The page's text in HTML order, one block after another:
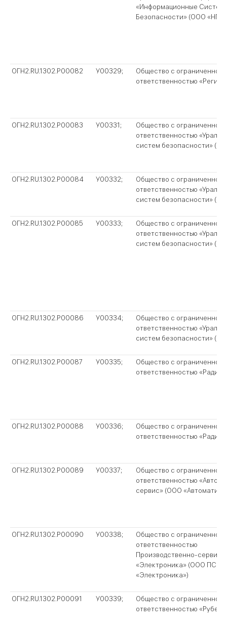
«Информационные
Безопасности» (ООО «НПФ
ОГН2.RU.1302.P00082 У00329;
Общество с ограниченной
ответственностью
ОГН2.RU.1302.P00083 У00331;
Общество с ограниченной
ответственностью
систем безопасности»
ОГН2.RU.1302.P00084 У00332;
Общество с ограниченной
ответственностью
систем безопасности»
ОГН2.RU.1302.P00085 У00333;
Общество с ограниченной
ответственностью
систем безопасности»
ОГН2.RU.1302.P00086 У00334;
Общество с ограниченной
ответственностью
систем безопасности»
ОГН2.RU.1302.P00087 У00335;
Общество с ограниченной
ответственностью
ОГН2.RU.1302.P00088 У00336;
Общество с ограниченной
ответственностью
ОГН2.RU.1302.P00089 У00337;
Общество с ограниченной
ответственностью
сервис» (ООО
ОГН2.RU.1302.P00090 У00338;
Общество с ограниченной
ответственностью
Производственно-
«Электроника» (ООО ПСЦ
«Электроника»)
ОГН2.RU.1302.P00091 У00339;
Общество с ограниченной
ответственностью